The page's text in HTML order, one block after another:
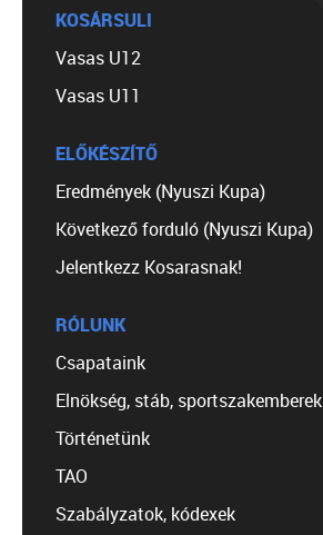
KOSÁRSULI
Vasas U12
Vasas U11
ELŐKÉSZÍTŐ
Eredmények (Nyuszi Kupa)
Következő forduló (Nyuszi Kupa)
Jelentkezz Kosarasnak!
RÓLUNK
Csapataink
Elnökség, stáb, sportszakemberek
Történetünk
TAO
Szabályzatok, kódexek